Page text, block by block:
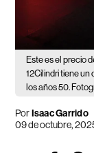
Este es el precio
12Cilindri tiene un
los años 50.
PorIsaac Garrido
09 de octubre,